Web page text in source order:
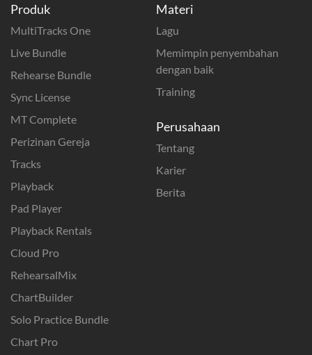
Produk
MultiTracks One
Live Bundle
Rehearse Bundle
Sync License
MT Complete
Perizinan Gereja
Tracks
Playback
Pad Player
Playback Rentals
Cloud Pro
RehearsalMix
ChartBuilder
Solo Practice Bundle
Chart Pro
Materi
Lagu
Memimpin penyembahan
dengan baik
Training
Perusahaan
Tentang
Karier
Berita